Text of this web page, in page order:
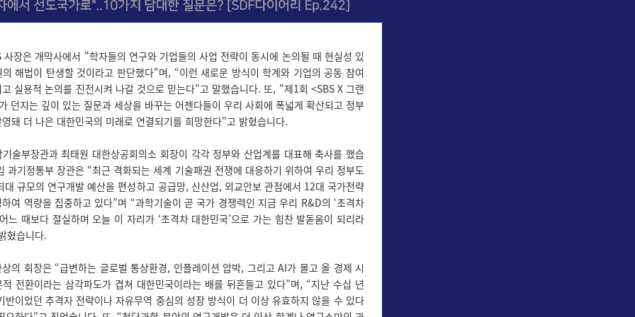
사장은 개막사에서 "학자들의 연구와 기업들의 사업 전략이 동시에 논의될 때 현실성 있
해법이 탄생할 것이라고 판단했다"며, “이런 새로운 방식이 학계와 기업의 공동 참여
실용적 논의를 진전시켜 나갈 것으로 믿는다”고 말했습니다. 또, "제1회 <SBS X 그랜
던지는 깊이 있는 질문과 세상을 바꾸는 어젠다들이 우리 사회에 폭넓게 확산되고 정부
돼 더 나은 대한민국의 미래로 연결되기를 희망한다"고 밝혔습니다.
술부장관과 최태원 대한상공회의소 회장이 각각 정부와 산업계를 대표해 축사를 했습
과기정통부 장관은 “최근 격화되는 세계 기술패권 전쟁에 대응하기 위하여 우리 정부도
대 규모의 연구개발 예산을 편성하고 공급망, 신산업, 외교안보 관점에서 12대 국가전략
여 역량을 집중하고 있다”며 “과학기술이 곧 국가 경쟁력인 지금 우리 R&D의 ‘초격차
느 때보다 절실하며 오늘 이 자리가 ‘초격차 대한민국’으로 가는 힘찬 발돋움이 되리라
혔습니다.
의 회장은 “급변하는 글로벌 통상환경, 인플레이션 압박, 그리고 AI가 몰고 올 경제 시
전환이라는 삼각파도가 겹쳐 대한민국이라는 배를 뒤흔들고 있다”며, “지난 수십 년
반이었던 추격자 전략이나 자유무역 중심의 성장 방식이 더 이상 유효하지 않을 수 있다